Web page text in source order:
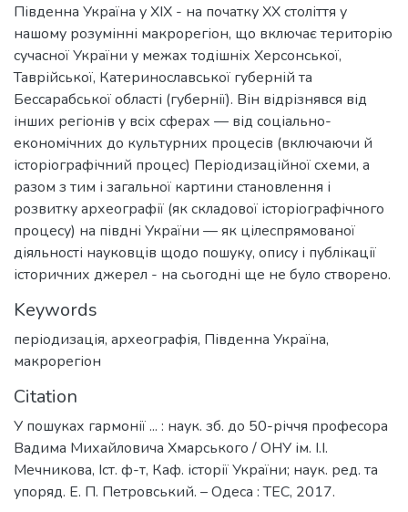
Південна Україна у XIX - на початку XX століття у
нашому розумінні макрорегіон, що включає територію
сучасної України у межах тодішніх Херсонської,
Таврійської, Катеринославської губерній та
Бессарабської області (губернії). Він відрізнявся від
інших регіонів у всіх сферах — від соціально-
економічних до культурних процесів (включаючи й
історіографічний процес) Періодизаційної схеми, а
разом з тим і загальної картини становлення і
розвитку археографії (як складової історіографічного
процесу) на півдні України — як цілеспрямованої
діяльності науковців щодо пошуку, опису і публікації
історичних джерел - на сьогодні ще не було створено.
Keywords
періодизація, археографія, Південна Україна,
макрорегіон
Citation
У пошуках гармонії ... : наук. зб. до 50-річчя професора
Вадима Михайловича Хмарського / ОНУ ім. І.І.
Мечникова, Іст. ф-т, Каф. історії України; наук. ред. та
упоряд. Е. П. Петровський. – Одеса : ТЕС, 2017.